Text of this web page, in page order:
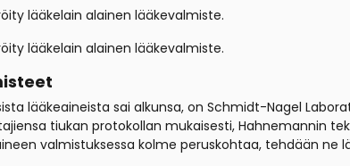
lääkelain alainen lääkevalmiste.
lääkelain alainen lääkevalmiste.
lääkeaineista sai alkunsa, on Schmidt-Nagel
tiukan protokollan mukaisesti, Hahnemannin
valmistuksessa kolme peruskohtaa, tehdään ne